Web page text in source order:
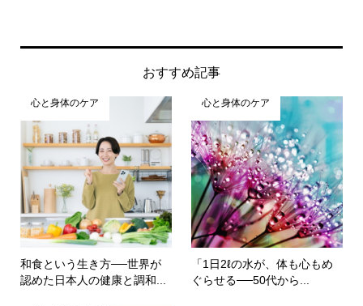
おすすめ記事
心と身体のケア
和食という生き方──世界が
認めた日本人の健康と調和...
心と身体のケア
「1日2ℓの水が、体も心もめ
ぐらせる──50代から...